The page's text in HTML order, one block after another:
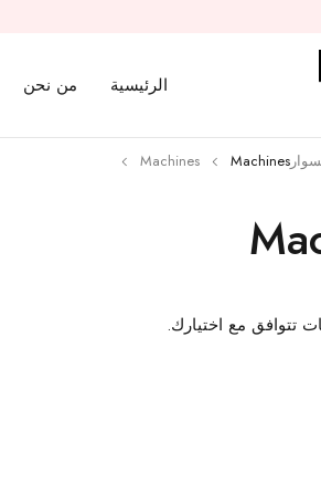
الرئيسية من نحن
Machines Machines
تتوافق مع اختيارك.